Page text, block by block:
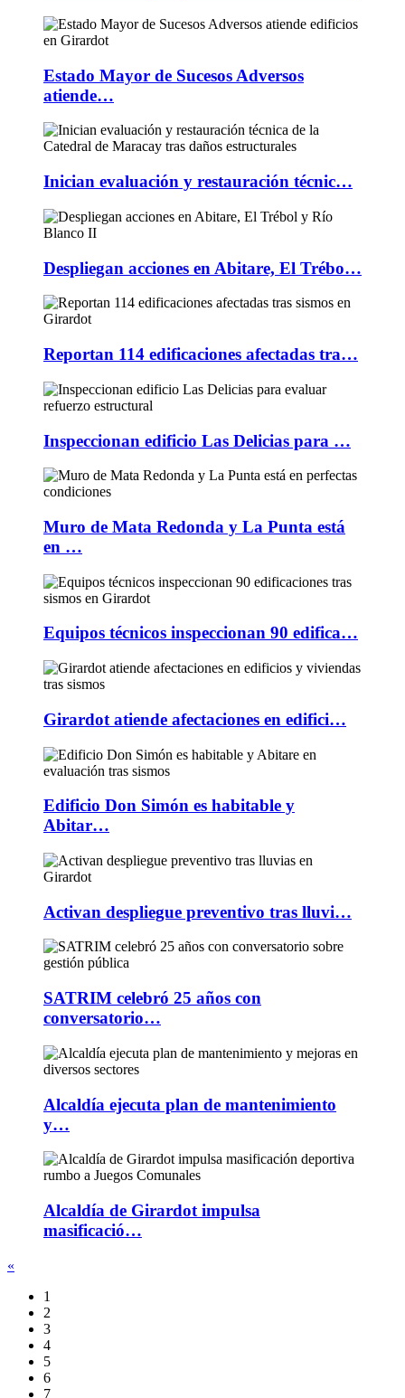
Estado Mayor de Sucesos Adversos
atiende…
Inician evaluación y restauración técnic…
Despliegan acciones en Abitare, El Trébo…
Reportan 114 edificaciones afectadas tra…
Inspeccionan edificio Las Delicias para …
Muro de Mata Redonda y La Punta está
en …
Equipos técnicos inspeccionan 90 edifica…
Girardot atiende afectaciones en edifici…
Edificio Don Simón es habitable y
Abitar…
Activan despliegue preventivo tras lluvi…
SATRIM celebró 25 años con
conversatorio…
Alcaldía ejecuta plan de mantenimiento
y…
Alcaldía de Girardot impulsa
masificació…
«
1
2
3
4
5
6
7